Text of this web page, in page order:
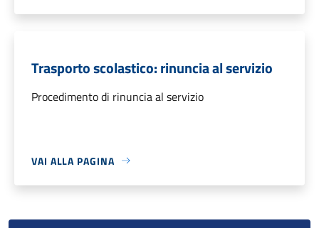
Trasporto scolastico: rinuncia al servizio
Procedimento di rinuncia al servizio
VAI ALLA PAGINA